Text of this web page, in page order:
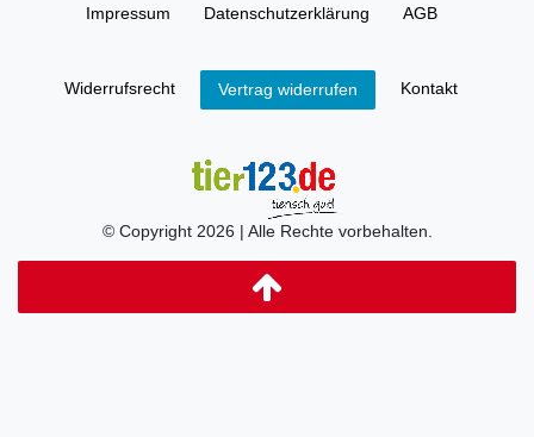
Impressum Daten­schutz­erklärung AGB
Widerrufs­recht Vertrag widerrufen Kontakt
© Copyright 2026 | Alle Rechte vorbehalten.